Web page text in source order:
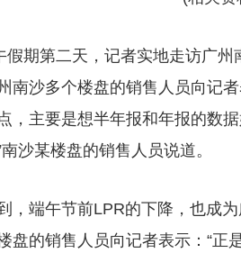
假期第二天，记者实地走访广
南沙多个楼盘的销售人员向记
，主要是想半年报和年报的数
沙某楼盘的销售人员说道。
，端午节前LPR的下降，也成
盘的销售人员向记者表示：“